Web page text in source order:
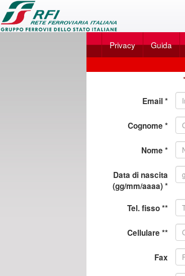
Applicazione
SalaBlu Privacy Guida
Nuova
Email *
Cognome *
Nome *
Data di nascita
(gg/mm/aaaa) *
Tel. fisso **
Cellulare **
Fax